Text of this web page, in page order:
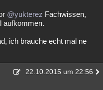
@yukterez Fachwissen,
aufkommen.
ich brauche echt mal ne
22.10.2015 um 22:56